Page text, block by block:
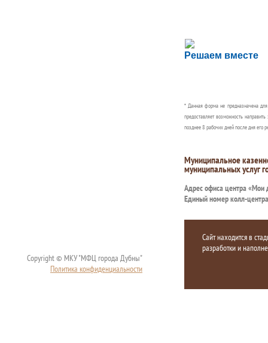
Решаем вместе
Сложности с
Сообщите об этом
* Данная форма не предназначена
предоставляет возможность
позднее 8 рабочих дней после дня его
Муниципальное
муниципальных услуг
Адрес офиса центра «Мои
Единый номер колл-
Copyright © МКУ "МФЦ города Дубны"
Политика конфиденциальности
Сайт находится в
разработки и